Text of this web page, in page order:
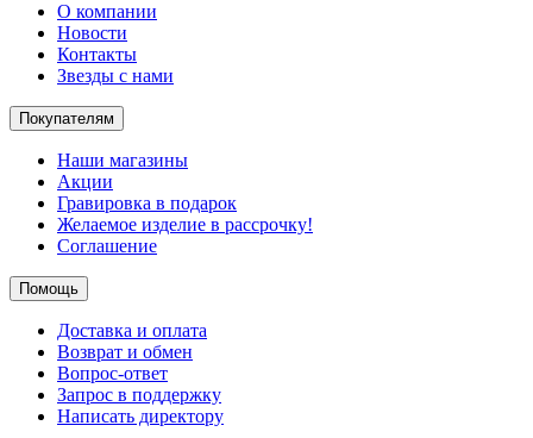
О компании
Новости
Контакты
Звезды с нами
Покупателям
Наши магазины
Акции
Гравировка в подарок
Желаемое изделие в рассрочку!
Соглашение
Помощь
Доставка и оплата
Возврат и обмен
Вопрос-ответ
Запрос в поддержку
Написать директору